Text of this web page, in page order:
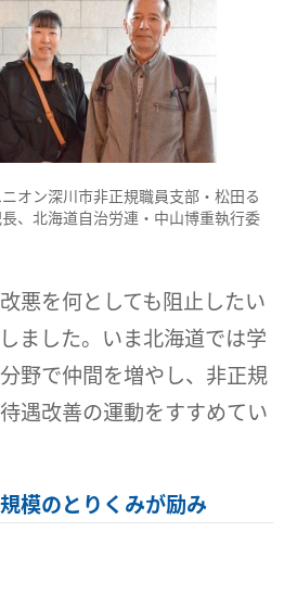
オン深川市非正規職員支部・松田る
、北海道自治労連・中山博重執行委
悪を何としても阻止したい
ました。いま北海道では学
野で仲間を増やし、非正規
遇改善の運動をすすめてい
模のとりくみが励み